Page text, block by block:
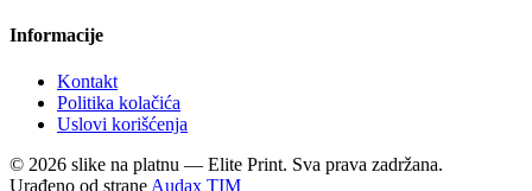
Informacije
Kontakt
Politika kolačića
Uslovi korišćenja
© 2026 slike na platnu — Elite Print. Sva prava zadržana.
Urađeno od strane Audax TIM